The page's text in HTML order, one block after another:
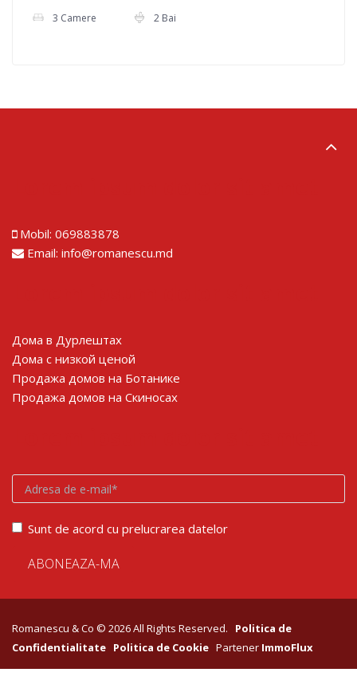
3 Camere 2 Bai
Mobil: 069883878
Email: info@romanescu.md
Дома в Дурлештах
Дома с низкой ценой
Продажа домов на Ботанике
Продажа домов на Скиносах
Sunt de acord cu prelucrarea datelor
Romanescu & Co © 2026 All Rights Reserved. Politica de
Confidentialitate Politica de Cookie Partener ImmoFlux